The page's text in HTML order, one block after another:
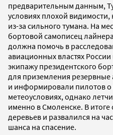
предварительным данным,
условиях плохой
из-за сильного тумана. На
бортовой самописец
должна помочь в
авиационных властях
экипажу президентского
для приземления
и информировали пилотов
метеоусловиях, однако
именно в Смоленске. В
деревьев и развалился на
шанса на спасение.